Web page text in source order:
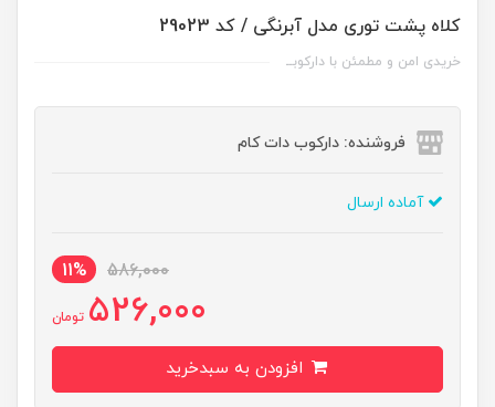
کلاه پشت توری مدل آبرنگی / کد 29023
خریدی امن و مطمئن با دارکوبــ
فروشنده: دارکوب دات کام
آماده ارسال
586,000
11%
526,000 تومان